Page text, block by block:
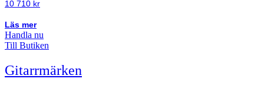
10 710 kr
Läs mer
Handla nu
Till Butiken
Gitarrmärken